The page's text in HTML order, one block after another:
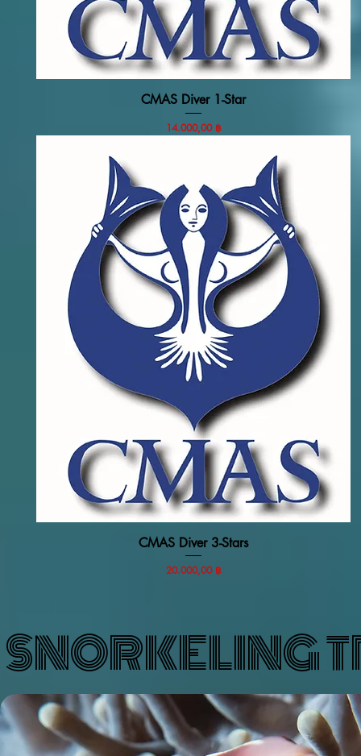
Vista rapida
CMAS Diver 1-Star
Prezzo
14.000,00 ฿
Vista rapida
CMAS Diver 3-Stars
Prezzo
20.000,00 ฿
SNORKELING